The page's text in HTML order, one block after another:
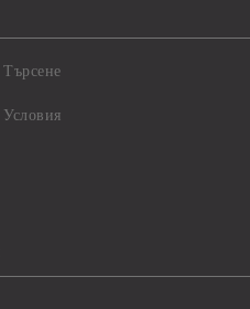
Търсене
Условия